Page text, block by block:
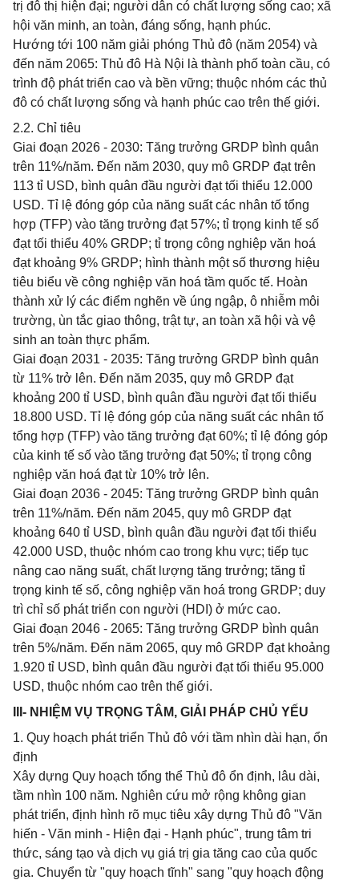
trị đô thị hiện đại; người dân có chất lượng sống cao; xã
hội văn minh, an toàn, đáng sống, hạnh phúc.
Hướng tới 100 năm giải phóng Thủ đô (năm 2054) và
đến năm 2065: Thủ đô Hà Nội là thành phố toàn cầu, có
trình độ phát triển cao và bền vững; thuộc nhóm các thủ
đô có chất lượng sống và hạnh phúc cao trên thế giới.
2.2. Chỉ tiêu
Giai đoạn 2026 - 2030: Tăng trưởng GRDP bình quân
trên 11%/năm. Đến năm 2030, quy mô GRDP đạt trên
113 tỉ USD, bình quân đầu người đạt tối thiểu 12.000
USD. Tỉ lệ đóng góp của năng suất các nhân tố tổng
hợp (TFP) vào tăng trưởng đạt 57%; tỉ trọng kinh tế số
đạt tối thiểu 40% GRDP; tỉ trọng công nghiệp văn hoá
đạt khoảng 9% GRDP; hình thành một số thương hiệu
tiêu biểu về công nghiệp văn hoá tầm quốc tế. Hoàn
thành xử lý các điểm nghẽn về úng ngập, ô nhiễm môi
trường, ùn tắc giao thông, trật tự, an toàn xã hội và vệ
sinh an toàn thực phẩm.
Giai đoạn 2031 - 2035: Tăng trưởng GRDP bình quân
từ 11% trở lên. Đến năm 2035, quy mô GRDP đạt
khoảng 200 tỉ USD, bình quân đầu người đạt tối thiểu
18.800 USD. Tỉ lệ đóng góp của năng suất các nhân tố
tổng hợp (TFP) vào tăng trưởng đạt 60%; tỉ lệ đóng góp
của kinh tế số vào tăng trưởng đạt 50%; tỉ trọng công
nghiệp văn hoá đạt từ 10% trở lên.
Giai đoạn 2036 - 2045: Tăng trưởng GRDP bình quân
trên 11%/năm. Đến năm 2045, quy mô GRDP đạt
khoảng 640 tỉ USD, bình quân đầu người đạt tối thiểu
42.000 USD, thuộc nhóm cao trong khu vực; tiếp tục
nâng cao năng suất, chất lượng tăng trưởng; tăng tỉ
trọng kinh tế số, công nghiệp văn hoá trong GRDP; duy
trì chỉ số phát triển con người (HDI) ở mức cao.
Giai đoạn 2046 - 2065: Tăng trưởng GRDP bình quân
trên 5%/năm. Đến năm 2065, quy mô GRDP đạt khoảng
1.920 tỉ USD, bình quân đầu người đạt tối thiểu 95.000
USD, thuộc nhóm cao trên thế giới.
III- NHIỆM VỤ TRỌNG TÂM, GIẢI PHÁP CHỦ YẾU
1. Quy hoạch phát triển Thủ đô với tầm nhìn dài hạn, ổn
định
Xây dựng Quy hoạch tổng thể Thủ đô ổn định, lâu dài,
tầm nhìn 100 năm. Nghiên cứu mở rộng không gian
phát triển, định hình rõ mục tiêu xây dựng Thủ đô "Văn
hiến - Văn minh - Hiện đại - Hạnh phúc", trung tâm tri
thức, sáng tạo và dịch vụ giá trị gia tăng cao của quốc
gia. Chuyển từ "quy hoạch tĩnh" sang "quy hoạch động